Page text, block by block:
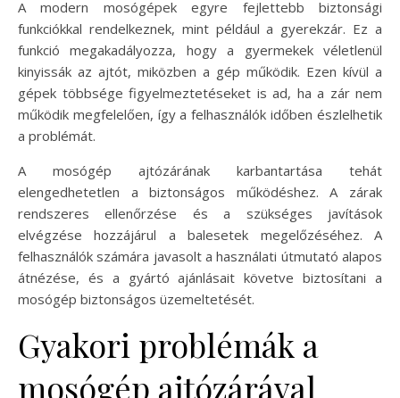
A modern mosógépek egyre fejlettebb biztonsági
funkciókkal rendelkeznek, mint például a gyerekzár. Ez a
funkció megakadályozza, hogy a gyermekek véletlenül
kinyissák az ajtót, miközben a gép működik. Ezen kívül a
gépek többsége figyelmeztetéseket is ad, ha a zár nem
működik megfelelően, így a felhasználók időben észlelhetik
a problémát.
A mosógép ajtózárának karbantartása tehát
elengedhetetlen a biztonságos működéshez. A zárak
rendszeres ellenőrzése és a szükséges javítások
elvégzése hozzájárul a balesetek megelőzéséhez. A
felhasználók számára javasolt a használati útmutató alapos
átnézése, és a gyártó ajánlásait követve biztosítani a
mosógép biztonságos üzemeltetését.
Gyakori problémák a
mosógép ajtózárával